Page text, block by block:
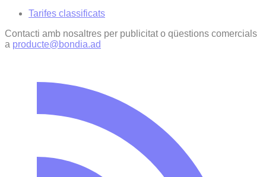
Tarifes classificats
Contacti amb nosaltres per publicitat o qüestions comercials
a producte@bondia.ad